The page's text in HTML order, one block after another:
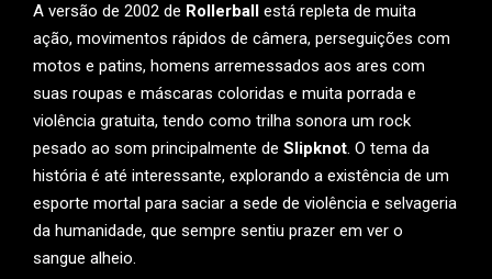
A versão de 2002 de Rollerball está repleta de muita
ação, movimentos rápidos de câmera, perseguições com
motos e patins, homens arremessados aos ares com
suas roupas e máscaras coloridas e muita porrada e
violência gratuita, tendo como trilha sonora um rock
pesado ao som principalmente de Slipknot. O tema da
história é até interessante, explorando a existência de um
esporte mortal para saciar a sede de violência e selvageria
da humanidade, que sempre sentiu prazer em ver o
sangue alheio.